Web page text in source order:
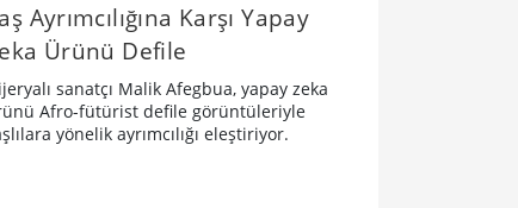
Ayrımcılığına Karşı Yapay
Ürünü Defile
sanatçı Malik Afegbua, yapay zeka
Afro-fütürist defile görüntüleriyle
yönelik ayrımcılığı eleştiriyor.